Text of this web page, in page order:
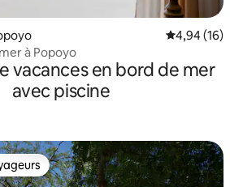
Évaluation
4,94 (16)
à Popoyo
vacances en bord de mer
avec piscine